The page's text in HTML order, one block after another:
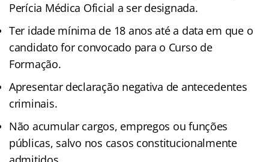
Perícia Médica Oficial a ser designada.
Ter idade mínima de 18 anos até a data em que o
candidato for convocado para o Curso de
Formação.
Apresentar declaração negativa de antecedentes
criminais.
Não acumular cargos, empregos ou funções
públicas, salvo nos casos constitucionalmente